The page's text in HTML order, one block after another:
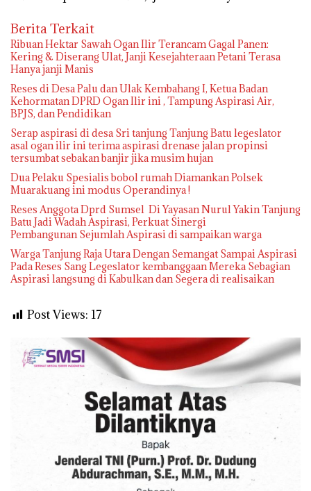
Berita Terkait
Ribuan Hektar Sawah Ogan Ilir Terancam Gagal Panen:
Kering & Diserang Ulat, Janji Kesejahteraan Petani Terasa
Reses di Desa Palu dan Ulak Kembahang I, Ketua Badan
Kehormatan DPRD Ogan Ilir ini , Tampung Aspirasi Air,
BPJS, dan Pendidikan
Serap aspirasi di desa Sri tanjung Tanjung Batu legeslator
asal ogan ilir ini terima aspirasi drenase jalan propinsi
tersumbat sebakan banjir jika musim hujan
Dua Pelaku Spesialis bobol rumah Diamankan Polsek
Muarakuang ini modus Operandinya !
Reses Anggota Dprd Sumsel Di Yayasan Nurul Yakin Tanjung
Batu Jadi Wadah Aspirasi, Perkuat Sinergi
Pembangunan Sejumlah Aspirasi di sampaikan warga
Warga Tanjung Raja Utara Dengan Semangat Sampai Aspirasi
Pada Reses Sang Legeslator kembanggaan Mereka Sebagian
Aspirasi langsung di Kabulkan dan Segera di realisaikan
Post Views: 17